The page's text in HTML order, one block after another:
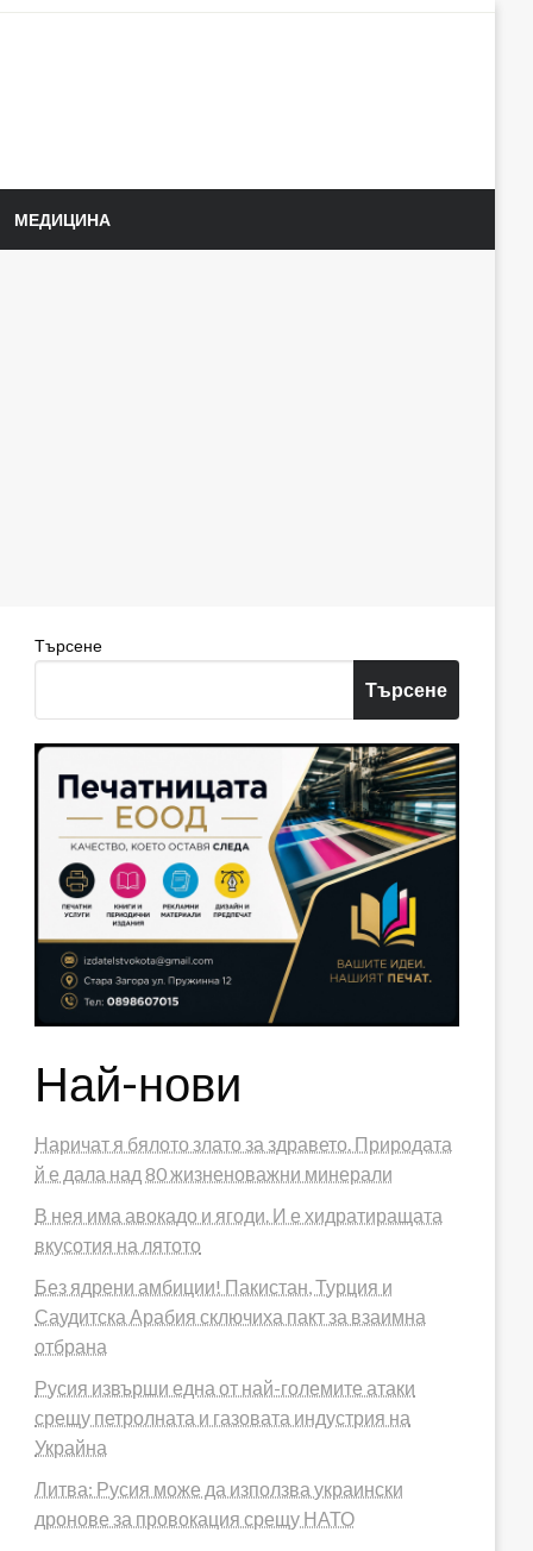
МЕДИЦИНА
Търсене
Търсене
Най-нови
Наричат я бялото злато за здравето. Природата
й е дала над 80 жизненоважни минерали
В нея има авокадо и ягоди. И е хидратиращата
вкусотия на лятото
Без ядрени амбиции! Пакистан, Турция и
Саудитска Арабия сключиха пакт за взаимна
отбрана
Русия извърши една от най-големите атаки
срещу петролната и газовата индустрия на
Украйна
Литва: Русия може да използва украински
дронове за провокация срещу НАТО